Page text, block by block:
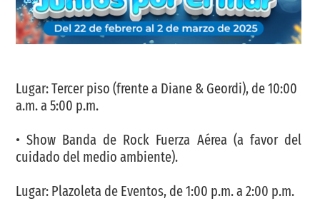
Lugar: Tercer piso (frente a Diane & Geordi), de 10:00
a.m. a 5:00 p.m.
• Show Banda de Rock Fuerza Aérea (a favor del
cuidado del medio ambiente).
Lugar: Plazoleta de Eventos, de 1:00 p.m. a 2:00 p.m.